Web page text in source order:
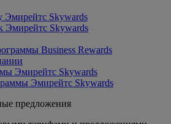
Эмирейтс Skywards
Эмирейтс Skywards
Business Rewards
Эмирейтс Skywards
Эмирейтс Skywards
предложения